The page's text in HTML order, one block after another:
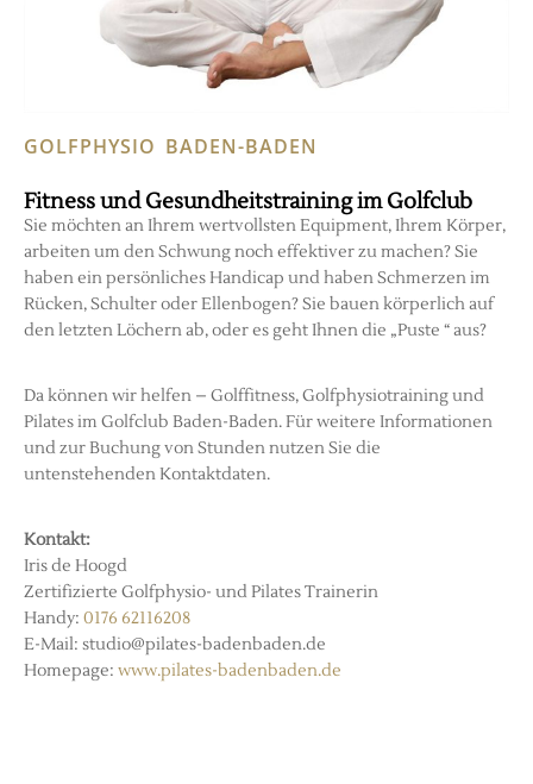
GOLFPHYSIO BADEN-BADEN
Fitness und Gesundheitstraining im Golfclub
Sie möchten an Ihrem wertvollsten Equipment, Ihrem Körper,
arbeiten um den Schwung noch effektiver zu machen? Sie
haben ein persönliches Handicap und haben Schmerzen im
Rücken, Schulter oder Ellenbogen? Sie bauen körperlich auf
den letzten Löchern ab, oder es geht Ihnen die „Puste “ aus?
Da können wir helfen – Golffitness, Golfphysiotraining und
Pilates im Golfclub Baden-Baden. Für weitere Informationen
und zur Buchung von Stunden nutzen Sie die
untenstehenden Kontaktdaten.
Kontakt:
Iris de Hoogd
Zertifizierte Golfphysio- und Pilates Trainerin
Handy: 0176 62116208
E-Mail: studio@pilates-badenbaden.de
Homepage: www.pilates-badenbaden.de